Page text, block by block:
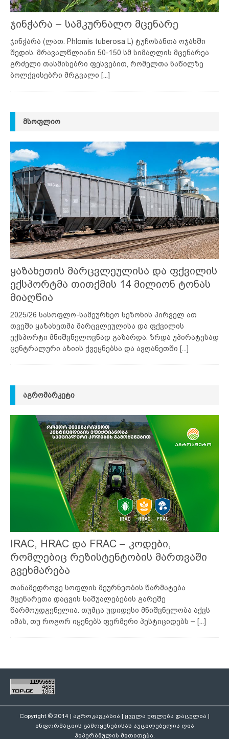
ჯინჭარა – სამკურნალო მცენარე
ჯინჭარა (ლათ. Phlomis tuberosa L) ტუჩოსანთა ოჯახში
შედის. მრავალწლიანი 50-150 სმ სიმაღლის მცენარეა
გრძელი თასმისებრი ფესვებით, რომელთა ნაწილზე
ბოლქვისებრი მრგვალი [...]
ᲛᲡᲝᲤᲚᲘᲝ
ყაზახეთის მარცვლეულისა და ფქვილის
ექსპორტმა თითქმის 14 მილიონ ტონას
მიაღწია
2025/26 სასოფლო-სამეურნეო სეზონის პირველ ათ
თვეში ყაზახეთმა მარცვლეულისა და ფქვილის
ექსპორტი მნიშვნელოვნად გაზარდა. ზრდა უპირატესად
ცენტრალური აზიის ქვეყნებსა და ავღანეთში [...]
ᲐᲒᲠᲝᲛᲐᲠᲙᲔᲢᲘ
IRAC, HRAC და FRAC – კოდები,
რომლებიც რეზისტენტობის მართვაში
გვეხმარება
თანამედროვე სოფლის მეურნეობის წარმატება
მცენარეთა დაცვის საშუალებების გარეშე
წარმოუდგენელია. თუმცა უდიდესი მნიშვნელობა აქვს
იმას, თუ როგორ იყენებს ფერმერი პესტიციდებს – [...]
Copyright © 2014 | აგროკავკასია | ყველა უფლება დაცულია |
ინფორმაციის გამოყენებისას აუცილებელია ღია
ჰიპერბმულის მითითება.